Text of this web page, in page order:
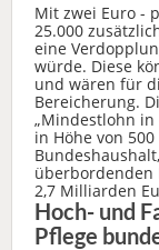
Mit zwei Euro -
25.000
eine
würde. Diese
und wären für
Bereicherung.
„Mindestlohn in
in Höhe von
überbordenden
2,7 Milliarden
Hoch- und
Pflege